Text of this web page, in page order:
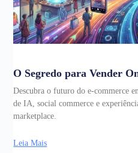
O Segredo para Vender
Descubra o futuro do e-commerce
de IA, social commerce e
marketplace.
Leia Mais